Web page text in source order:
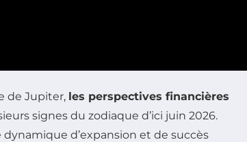
de Jupiter, les perspectives financières
signes du zodiaque d’ici juin 2026.
d’expansion et de succès